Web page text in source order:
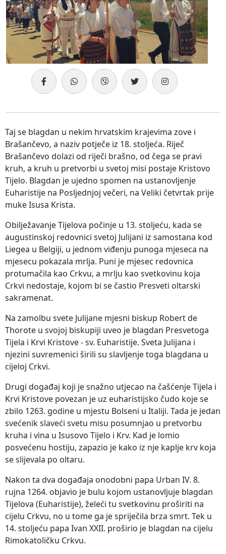
Taj se blagdan u nekim hrvatskim krajevima zove i
Brašančevo, a naziv potječe iz 18. stoljeća. Riječ
Brašančevo dolazi od riječi brašno, od čega se pravi
kruh, a kruh u pretvorbi u svetoj misi postaje Kristovo
Tijelo. Blagdan je ujedno spomen na ustanovljenje
Euharistije na Posljednjoj večeri, na Veliki četvrtak prije
muke Isusa Krista.
Obilježavanje Tijelova počinje u 13. stoljeću, kada se
augustinskoj redovnici svetoj Julijani iz samostana kod
Liegea u Belgiji, u jednom viđenju punoga mjeseca na
mjesecu pokazala mrlja. Puni je mjesec redovnica
protumačila kao Crkvu, a mrlju kao svetkovinu koja
Crkvi nedostaje, kojom bi se častio Presveti oltarski
sakramenat.
Na zamolbu svete Julijane mjesni biskup Robert de
Thorote u svojoj biskupiji uveo je blagdan Presvetoga
Tijela i Krvi Kristove - sv. Euharistije. Sveta Julijana i
njezini suvremenici širili su slavljenje toga blagdana u
cijeloj Crkvi.
Drugi događaj koji je snažno utjecao na čašćenje Tijela i
Krvi Kristove povezan je uz euharistijsko čudo koje se
zbilo 1263. godine u mjestu Bolseni u Italiji. Tada je jedan
svećenik slaveći svetu misu posumnjao u pretvorbu
kruha i vina u Isusovo Tijelo i Krv. Kad je lomio
posvećenu hostiju, zapazio je kako iz nje kaplje krv koja
se slijevala po oltaru.
Nakon ta dva događaja onodobni papa Urban IV. 8.
rujna 1264. objavio je bulu kojom ustanovljuje blagdan
Tijelova (Euharistije), želeći tu svetkovinu proširiti na
cijelu Crkvu, no u tome ga je spriječila brza smrt. Tek u
14. stoljeću papa Ivan XXII. proširio je blagdan na cijelu
Rimokatoličku Crkvu.